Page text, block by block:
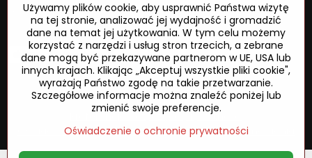
wstawić numer: 6/L
Sposób płatności
©2026Prawa autorskie
Preferencje dotyczące prywatności
Oświadczenie o ochronie prywatnościStatus zamówienia
Używamy plików cookie, aby usprawnić Państwa wizytę
na tej stronie, analizować jej wydajność i gromadzić
dane na temat jej użytkowania. W tym celu możemy
korzystać z narzędzi i usług stron trzecich, a zebrane
dane mogą być przekazywane partnerom w UE, USA lub
innych krajach. Klikając „Akceptuj wszystkie pliki cookie",
wyrażają Państwo zgodę na takie przetwarzanie.
Szczegółowe informacje można znaleźć poniżej lub
zmienić swoje preferencje.
Oświadczenie o ochronie prywatności